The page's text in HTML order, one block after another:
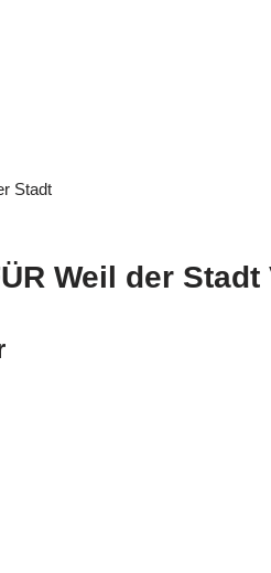
Weil der Stadt